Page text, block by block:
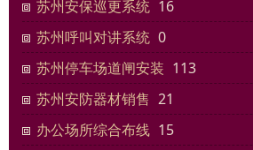
苏州安保巡更系统 16
苏州呼叫对讲系统 0
苏州停车场道闸安装 113
苏州安防器材销售 21
办公场所综合布线 15